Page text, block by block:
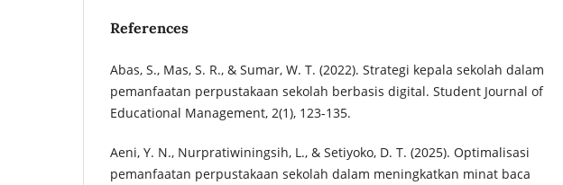
References
Abas, S., Mas, S. R., & Sumar, W. T. (2022). Strategi kepala sekolah dalam
pemanfaatan perpustakaan sekolah berbasis digital. Student Journal of
Educational Management, 2(1), 123-135.
Aeni, Y. N., Nurpratiwiningsih, L., & Setiyoko, D. T. (2025). Optimalisasi
pemanfaatan perpustakaan sekolah dalam meningkatkan minat baca